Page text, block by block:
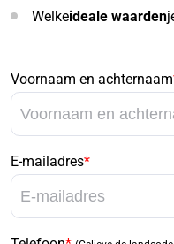
Welkeideale waarden
Voornaam en achternaam
E-mailadres*